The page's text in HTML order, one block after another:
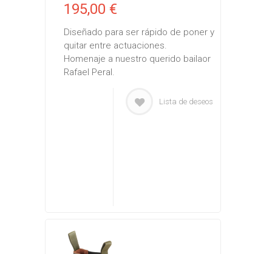
195,00 €
Diseñado para ser rápido de poner y
quitar entre actuaciones.
Homenaje a nuestro querido bailaor
Rafael Peral.
Lista de deseos